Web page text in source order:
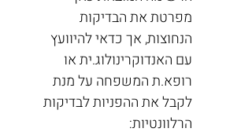
מפרטת את הבדיקות
הנחוצות, אך כדאי להיוועץ
עם האנדוקרינולוג.ית או
רופא.ת המשפחה על מנת
לקבל את ההפניות לבדיקות
הרלוונטיות: